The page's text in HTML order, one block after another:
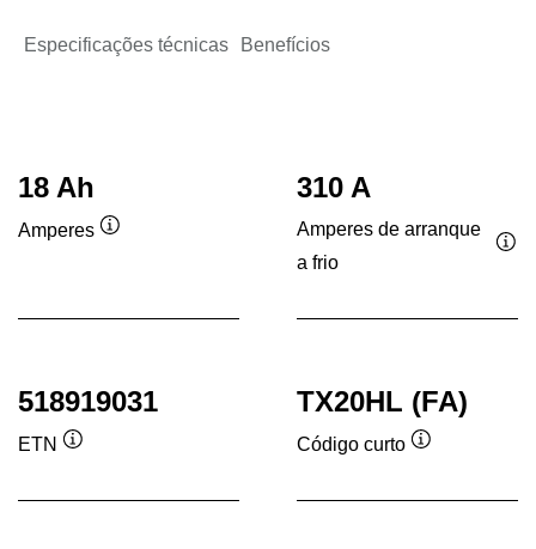
Especificações técnicas Benefícios
18 Ah
Amperes
310 A
Amperes de arranque
a frio
518919031
ETN
ferramenta
TX20HL (FA)
Código curto
ferramenta